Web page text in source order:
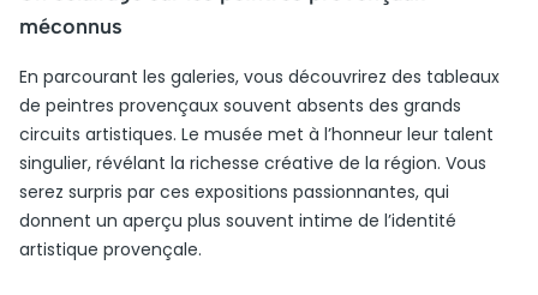
méconnus
En parcourant les galeries, vous découvrirez des tableaux
de peintres provençaux souvent absents des grands
circuits artistiques. Le musée met à l’honneur leur talent
singulier, révélant la richesse créative de la région. Vous
serez surpris par ces expositions passionnantes, qui
donnent un aperçu plus souvent intime de l’identité
artistique provençale.